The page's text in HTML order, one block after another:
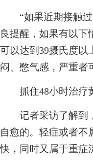
“如果近期接触过
良提醒，如果有以
可以达到39摄氏度以
闷、憋气感，严重者
抓住48小时治疗
记者采访了解到，
自愈的。轻症或者不
快，同时又属于重症